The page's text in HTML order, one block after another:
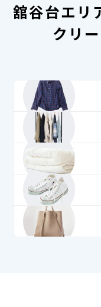
舘谷台エリ
クリ